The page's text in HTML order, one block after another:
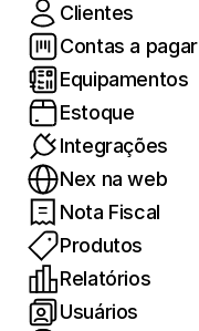
Clientes
Contas a pagar
Equipamentos
Estoque
Integrações
Nex na web
Nota Fiscal
Produtos
Relatórios
Usuários